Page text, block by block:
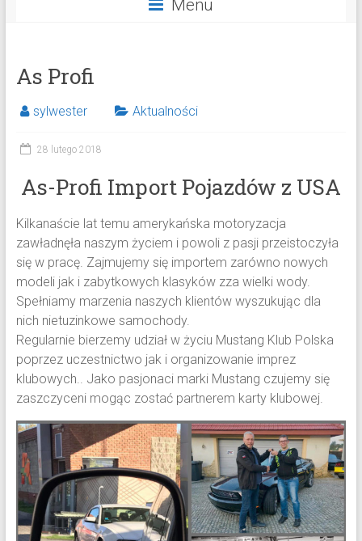
Menu
As Profi
sylwester Aktualności
28 lutego 2018
As-Profi Import Pojazdów z USA
Kilkanaście lat temu amerykańska motoryzacja
zawładnęła naszym życiem i powoli z pasji przeistoczyła
się w pracę. Zajmujemy się importem zarówno nowych
modeli jak i zabytkowych klasyków zza wielki wody.
Spełniamy marzenia naszych klientów wyszukując dla
nich nietuzinkowe samochody.
Regularnie bierzemy udział w życiu Mustang Klub Polska
poprzez uczestnictwo jak i organizowanie imprez
klubowych.. Jako pasjonaci marki Mustang czujemy się
zaszczyceni mogąc zostać partnerem karty klubowej.